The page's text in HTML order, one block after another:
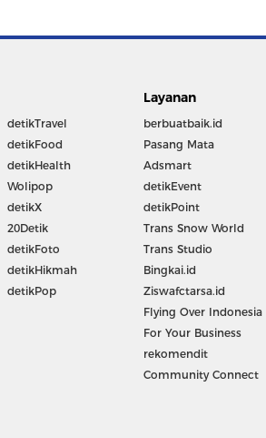
detikTravel
detikFood
detikHealth
Wolipop
detikX
20Detik
detikFoto
detikHikmah
detikPop
Layanan
berbuatbaik.id
Pasang Mata
Adsmart
detikEvent
detikPoint
Trans Snow World
Trans Studio
Bingkai.id
Ziswafctarsa.id
Flying Over Indonesia
For Your Business
rekomendit
Community Connect